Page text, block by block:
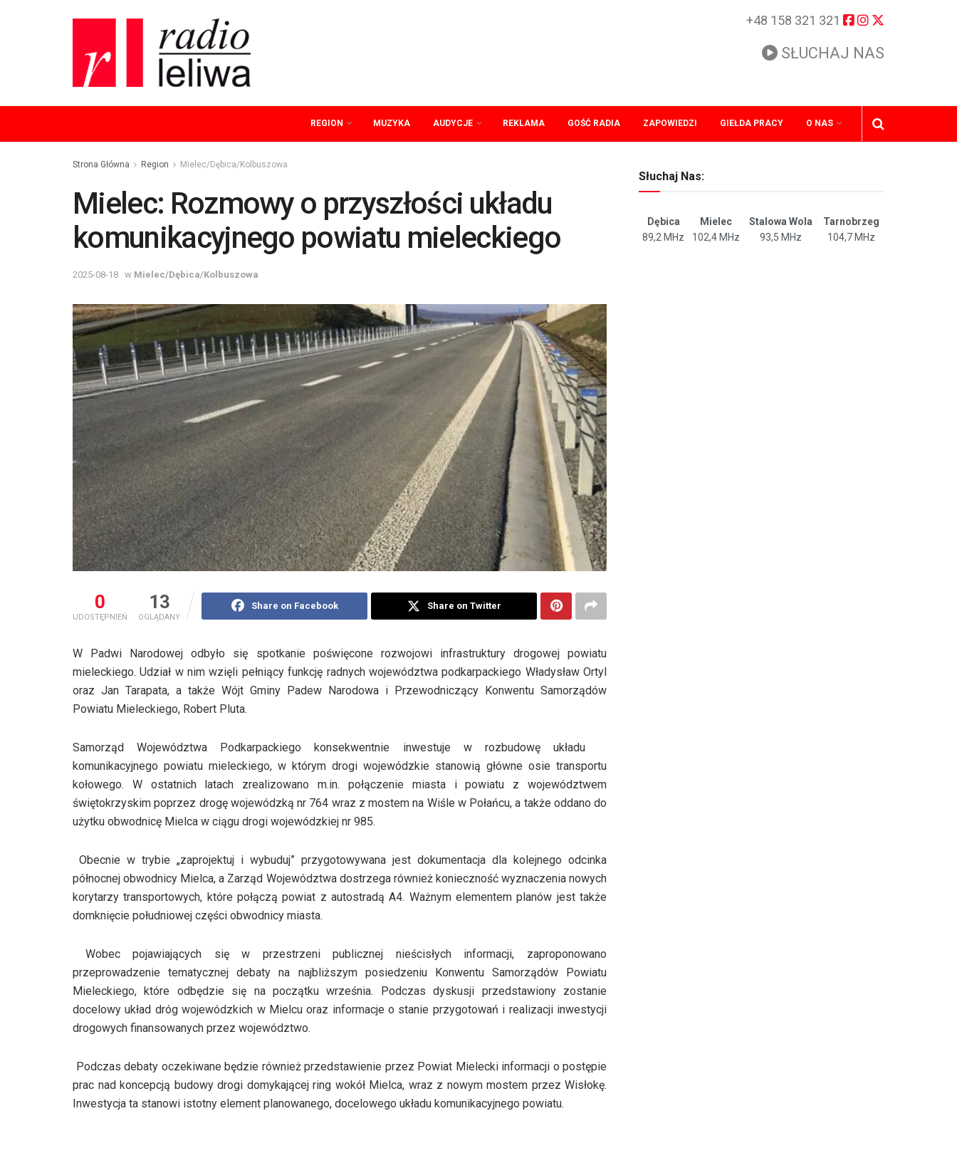
+48 158 321 321
SŁUCHAJ NAS
REGION MUZYKA AUDYCJE REKLAMA GOŚĆ RADIA ZAPOWIEDZI GIEŁDA PRACY O NAS
Strona Główna Region Mielec/Dębica/Kolbuszowa
Mielec: Rozmowy o przyszłości układu
komunikacyjnego powiatu mieleckiego
2025-08-18 w Mielec/Dębica/Kolbuszowa
0
UDOSTĘPNIEŃ
13
OGLĄDANY
Share on Facebook Share on Twitter
W Padwi Narodowej odbyło się spotkanie poświęcone rozwojowi infrastruktury drogowej powiatu
mieleckiego. Udział w nim wzięli pełniący funkcję radnych województwa podkarpackiego Władysław Ortyl
oraz Jan Tarapata, a także Wójt Gminy Padew Narodowa i Przewodniczący Konwentu Samorządów
Powiatu Mieleckiego, Robert Pluta.
Samorząd Województwa Podkarpackiego konsekwentnie inwestuje w rozbudowę układu
komunikacyjnego powiatu mieleckiego, w którym drogi wojewódzkie stanowią główne osie transportu
kołowego. W ostatnich latach zrealizowano m.in. połączenie miasta i powiatu z województwem
świętokrzyskim poprzez drogę wojewódzką nr 764 wraz z mostem na Wiśle w Połańcu, a także oddano do
użytku obwodnicę Mielca w ciągu drogi wojewódzkiej nr 985.
Obecnie w trybie „zaprojektuj i wybuduj” przygotowywana jest dokumentacja dla kolejnego odcinka
północnej obwodnicy Mielca, a Zarząd Województwa dostrzega również konieczność wyznaczenia nowych
korytarzy transportowych, które połączą powiat z autostradą A4. Ważnym elementem planów jest także
domknięcie południowej części obwodnicy miasta.
Wobec pojawiających się w przestrzeni publicznej nieścisłych informacji, zaproponowano
przeprowadzenie tematycznej debaty na najbliższym posiedzeniu Konwentu Samorządów Powiatu
Mieleckiego, które odbędzie się na początku września. Podczas dyskusji przedstawiony zostanie
docelowy układ dróg wojewódzkich w Mielcu oraz informacje o stanie przygotowań i realizacji inwestycji
drogowych finansowanych przez województwo.
Podczas debaty oczekiwane będzie również przedstawienie przez Powiat Mielecki informacji o postępie
prac nad koncepcją budowy drogi domykającej ring wokół Mielca, wraz z nowym mostem przez Wisłokę.
Inwestycja ta stanowi istotny element planowanego, docelowego układu komunikacyjnego powiatu.
Słuchaj Nas:
Dębica Mielec Stalowa Wola
Tarnobrzeg
89,2 MHz
102,4 MHz 93,5 MHz 104,7 MHz